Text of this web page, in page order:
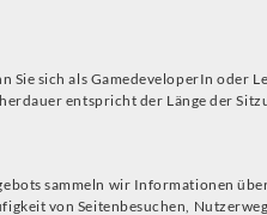
Sie sich als GamedeveloperIn oder
entspricht der Länge der
sammeln wir Informationen
von Seitenbesuchen,